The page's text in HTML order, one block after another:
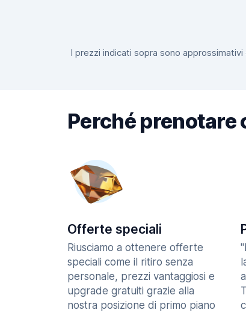
I prezzi indicati sopra sono
Perché prenotare
Offerte speciali
Riusciamo a ottenere offerte
speciali come il ritiro senza
personale, prezzi vantaggiosi e
upgrade gratuiti grazie alla
nostra posizione di primo piano